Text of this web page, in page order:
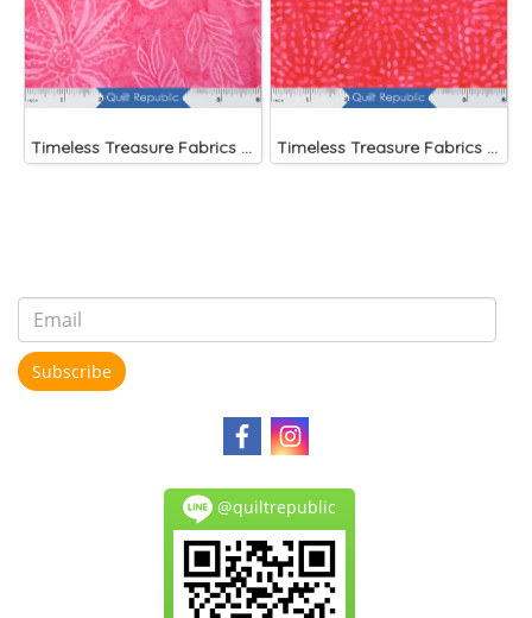
Timeless Treasure Fabrics Tonga Batiks Splash Brightside Pink Scalloped Flower Timeless Treasure Fabrics Tonga Batiks Liberty Fireworks Stripes
Subscribe
@quiltrepublic